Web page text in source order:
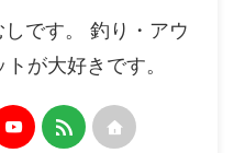
です。 釣り・アウ
が大好きです。